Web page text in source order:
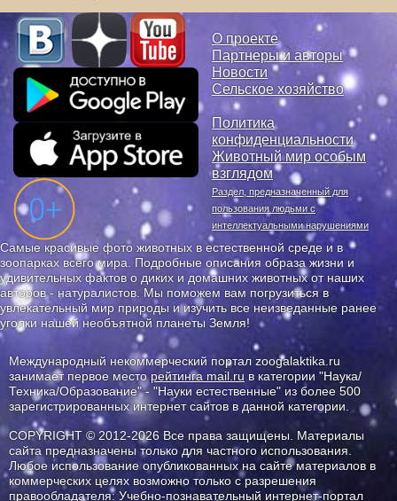
О проекте
Партнеры и авторы
Новости
Сельское хозяйство
Политика
конфиденциальности
Животный мир особым
взглядом
Раздел, предназначенный для
пользования людьми с
интеллектуальными нарушениями
Самые красивые фото животных в естественной среде и в
зоопарках всего мира. Подробные описания образа жизни и
удивительных фактов о диких и домашних животных от наших
авторов - натуралистов. Мы поможем вам погрузиться в
увлекательный мир природы и изучить все неизведанные ранее
уголки нашей необъятной планеты Земля!
Международный некоммерческий портал zoogalaktika.ru
занимает первое месторейтинга mail.ru в категории "Наука/
Техника/Образование" - "Науки естественные" из более 500
зарегистрированных интернет сайтов в данной категории.
COPYRIGHT © 2012-2026 Все права защищены. Материалы
сайта предназначены только для частного использования.
Любое использование опубликованных на сайте материалов в
коммерческих целях возможно только с разрешения
правообладателя: Учебно-познавательный интернет-портал